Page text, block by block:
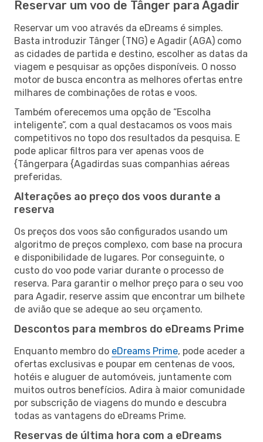
Reservar um voo de Tânger para Agadir
Reservar um voo através da eDreams é simples.
Basta introduzir Tânger (TNG) e Agadir (AGA) como
as cidades de partida e destino, escolher as datas da
viagem e pesquisar as opções disponíveis. O nosso
motor de busca encontra as melhores ofertas entre
milhares de combinações de rotas e voos.
Também oferecemos uma opção de “Escolha
inteligente”, com a qual destacamos os voos mais
competitivos no topo dos resultados da pesquisa. E
pode aplicar filtros para ver apenas voos de
{Tângerpara {Agadirdas suas companhias aéreas
preferidas.
Alterações ao preço dos voos durante a
reserva
Os preços dos voos são configurados usando um
algoritmo de preços complexo, com base na procura
e disponibilidade de lugares. Por conseguinte, o
custo do voo pode variar durante o processo de
reserva. Para garantir o melhor preço para o seu voo
para Agadir, reserve assim que encontrar um bilhete
de avião que se adeque ao seu orçamento.
Descontos para membros do eDreams Prime
Enquanto membro do eDreams Prime, pode aceder a
ofertas exclusivas e poupar em centenas de voos,
hotéis e aluguer de automóveis, juntamente com
muitos outros benefícios. Adira à maior comunidade
por subscrição de viagens do mundo e descubra
todas as vantagens do eDreams Prime.
Reservas de última hora com a eDreams